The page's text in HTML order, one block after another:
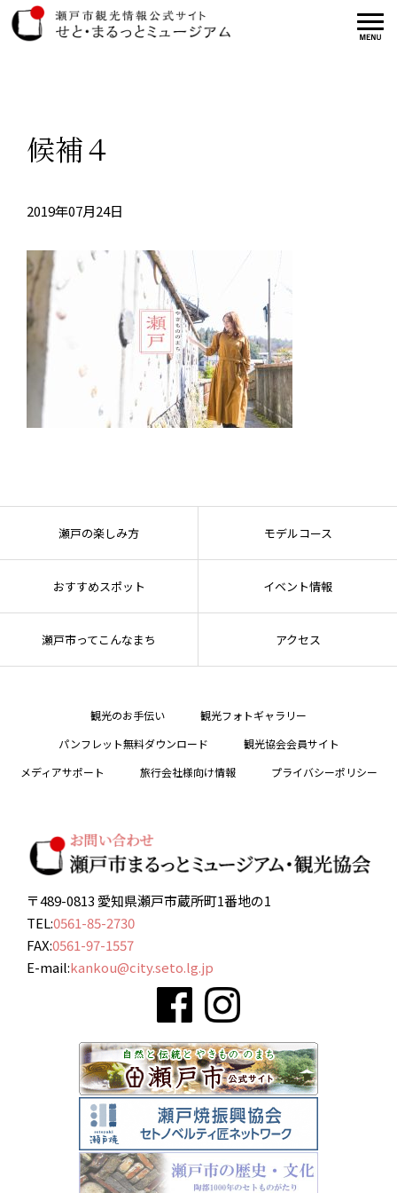
候補４
2019年07月24日
瀬戸の楽しみ方 モデルコース
おすすめスポット イベント情報
瀬戸市ってこんなまち アクセス
観光のお手伝い
観光フォトギャラリー
パンフレット無料ダウンロード
観光協会会員サイト
メディアサポート
旅行会社様向け情報 プライバシーポリシー
〒489-0813 愛知県瀬戸市蔵所町1番地の1
TEL:0561-85-2730
FAX:0561-97-1557
E-mail:kankou@city.seto.lg.jp